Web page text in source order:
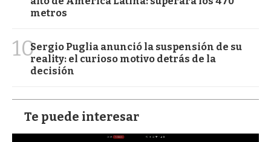
metros
10Sergio Puglia anunció la suspensión de su
reality: el curioso motivo detrás de la
decisión
Te puede interesar